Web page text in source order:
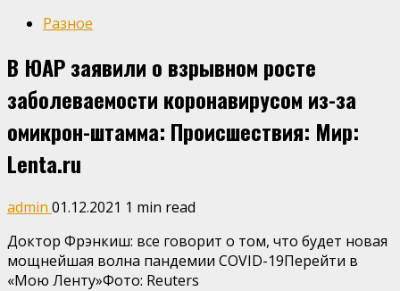
Разное
В ЮАР заявили о взрывном росте
заболеваемости коронавирусом из-за
омикрон-штамма: Происшествия: Мир:
Lenta.ru
admin 01.12.2021 1 min read
Доктор Фрэнкиш: все говорит о том, что будет новая
мощнейшая волна пандемии COVID-19Перейти в
«Мою Ленту»Фото: Reuters